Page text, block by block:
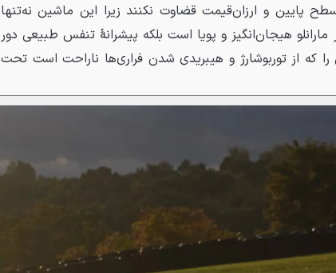
پایین و ارزان‌قیمت قضاوت نکنند زیرا این ماشین نه‌تنها
هیجان‌انگیز و پویا است بلکه پیشرانهٔ تنفس طبیعی دور
که از توربوشارژ و هیبریدی شدن فراری‌ها ناراحت است تحت